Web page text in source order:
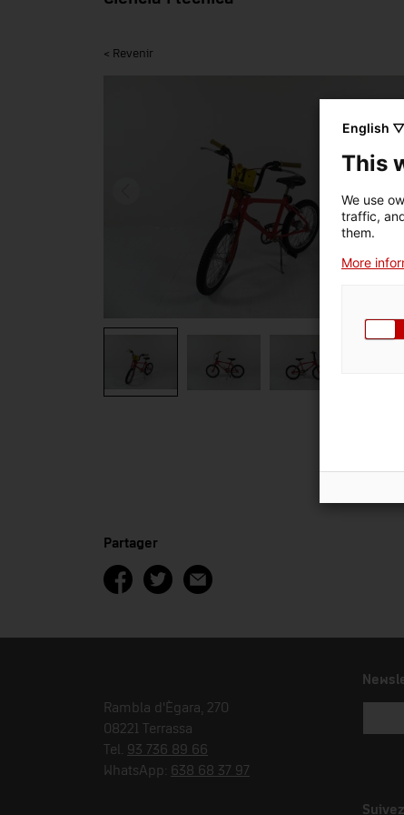
< Revenir
Partager
Rambla d'Ègara, 270
08221 Terrassa
Tel. 93 736 89 66
WhatsApp: 638 68 37 97
English ▽
This
We use
traffic,
them.
More